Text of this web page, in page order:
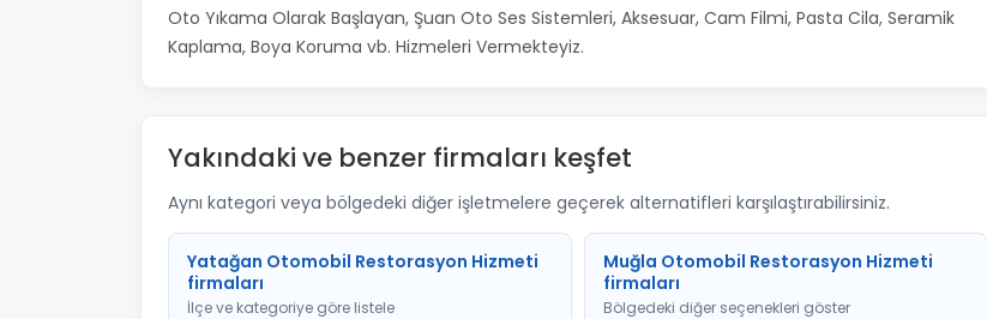
Oto Yıkama Olarak Başlayan, Şuan Oto Ses Sistemleri, Aksesuar, Cam Filmi, Pasta Cila, Seramik
Kaplama, Boya Koruma vb. Hizmeleri Vermekteyiz.
Yakındaki ve benzer firmaları keşfet
Aynı kategori veya bölgedeki diğer işletmelere geçerek alternatifleri karşılaştırabilirsiniz.
Yatağan Otomobil Restorasyon Hizmeti
firmaları
İlçe ve kategoriye göre listele
Muğla Otomobil Restorasyon Hizmeti
firmaları
Bölgedeki diğer seçenekleri göster